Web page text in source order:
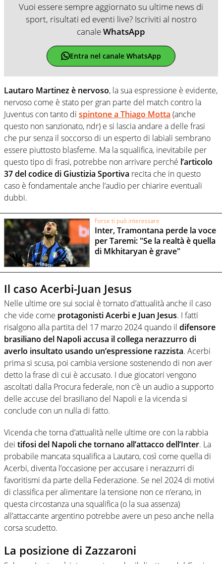
Vuoi essere sempre aggiornato su ultime news di
sport, risultati ed eventi live? Iscriviti al nostro
canaleWhatsApp
Entra nel canale WhatsApp
Lautaro Martinez è nervoso, la sua espressione è evidente,
nervoso come è stato per gran parte del match contro la
Juventus con tanto di spintone a Thiago Motta (anche
questo non sanzionato, ndr) e si lascia andare a delle frasi
che pur senza il soccorso di un esperto di labiali sembrano
essere piuttosto blasfeme. Ma la squalifica, inevitabile per
questo tipo di frasi, potrebbe non arrivare perché l’articolo
37 del codice di Giustizia Sportiva recita che in questo
caso è fondamentale anche l’audio per chiarire eventuali
dubbi.
Forse ti può interessare
Inter, Tramontana perde la voce
per Taremi: "Se la realtà è quella
di Mkhitaryan è grave"
Il caso Acerbi-Juan Jesus
Nelle ultime ore sui social è tornato d’attualità anche il caso
che vide come protagonisti Acerbi e Juan Jesus. I fatti
risalgono alla partita del 17 marzo 2024 quando il difensore
brasiliano del Napoli accusa il collega nerazzurro di
averlo insultato usando un’espressione razzista. Acerbi
prima si scusa, poi cambia versione sostenendo di non aver
detto la frase di cui è accusato. I due giocatori vengono
ascoltati dalla Procura federale, non c’è un audio a supporto
delle accuse del brasiliano del Napoli e la vicenda si
conclude con un nulla di fatto.
Vicenda che torna d’attualità nelle ultime ore con la rabbia
dei tifosi del Napoli che tornano all’attacco dell’Inter. La
probabile mancata squalifica a Lautaro, così come quella di
Acerbi, diventa l’occasione per accusare i nerazzurri di
favoritismi da parte della Federazione. Se nel 2024 di motivi
di classifica per alimentare la tensione non ce n’erano, in
questa circostanza una squalifica (o la sua assenza)
all’attaccante argentino potrebbe avere un peso anche nella
corsa scudetto.
La posizione di Zazzaroni